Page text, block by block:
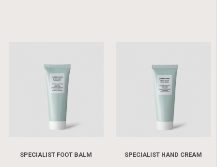
SPECIALIST FOOT BALM SPECIALIST HAND CREAM